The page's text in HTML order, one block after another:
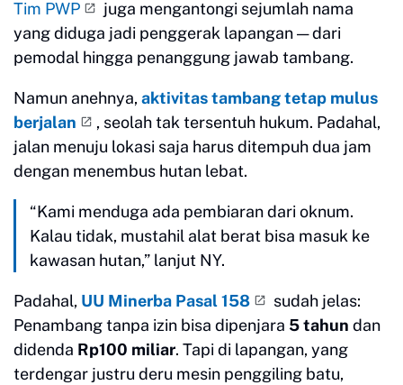
Tim PWP
juga mengantongi sejumlah nama
yang diduga jadi penggerak lapangan — dari
pemodal hingga penanggung jawab tambang.
Namun anehnya, aktivitas tambang tetap mulus
berjalan
, seolah tak tersentuh hukum. Padahal,
jalan menuju lokasi saja harus ditempuh dua jam
dengan menembus hutan lebat.
“Kami menduga ada pembiaran dari oknum.
Kalau tidak, mustahil alat berat bisa masuk ke
kawasan hutan,” lanjut NY.
Padahal, UU Minerba Pasal 158
sudah jelas:
Penambang tanpa izin bisa dipenjara 5 tahun dan
didenda Rp100 miliar. Tapi di lapangan, yang
terdengar justru deru mesin penggiling batu,